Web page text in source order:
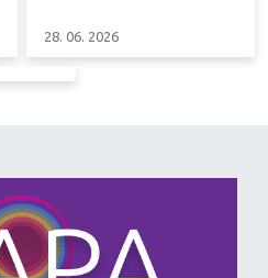
28. 06. 2026